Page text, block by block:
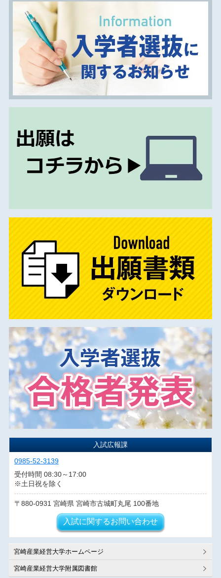
入試広報課
0985-52-3139
受付時間 08:30～17:00
※土日祝を除く
880-0931 宮崎県 宮崎市古城町丸尾 100番地
入試に関するお問い合わせ
宮崎産業経営大学ホームページ
宮崎産業経営大学附属図書館